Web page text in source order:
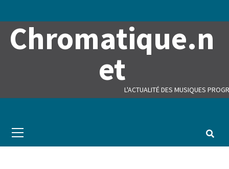
Chromatique.n
et
L'ACTUALITÉ DES MUSIQUES
Menu